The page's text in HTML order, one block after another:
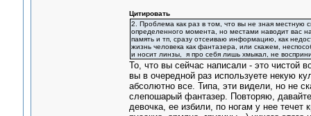
Цитировать
2. Проблема как раз в том, что вы не зная местную
определенного момента, но местами наводит вас
память и тп, сразу отсеиваю информацию, как
жизнь человека как фантазера, или скажем,
и носит линзы, я про себя лишь хмыкал, не
То, что вы сейчас написали - это чистой
вы в очередной раз используете некую
абсолютно все. Типа, эти видели, но не
слепошарый фантазер. Повторяю,
девочка, ее избили, по ногам у нее